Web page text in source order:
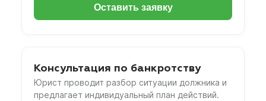
Оставить заявку
Консультация по банкротству
Юрист проводит разбор ситуации должника и
предлагает индивидуальный план действий.